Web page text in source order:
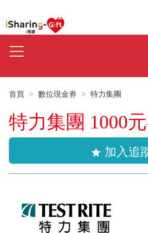
首頁 數位現金券 特力集團
特力集團 1000
star 加入追